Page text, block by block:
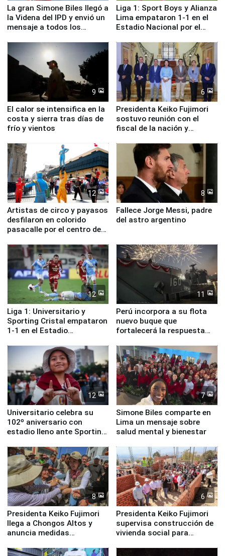
La gran Simone Biles llegó a
la Videna del IPD y envió un
mensaje a todos los
Liga 1: Sport Boys y Alianza
Lima empataron 1-1 en el
Estadio Nacional por el
9
El calor se intensifica en la
costa y sierra tras días de
frío y vientos
6
Presidenta Keiko Fujimori
sostuvo reunión con el
fiscal de la nación y
12
Artistas de circo y payasos
desfilaron en colorido
pasacalle por el centro de
8
Fallece Jorge Messi, padre
del astro argentino
12
Liga 1: Universitario y
Sporting Cristal empataron
1-1 en el Estadio
11
Perú incorpora a su flota
nuevo buque que
fortalecerá la respuesta
12
Universitario celebra su
102º aniversario con
estadio lleno ante Sporting
7
Simone Biles comparte en
Lima un mensaje sobre
salud mental y bienestar
8
Presidenta Keiko Fujimori
llega a Chongos Altos y
anuncia medidas
educación, salud y empleo
6
Presidenta Keiko Fujimori
supervisa construcción de
vivienda social para